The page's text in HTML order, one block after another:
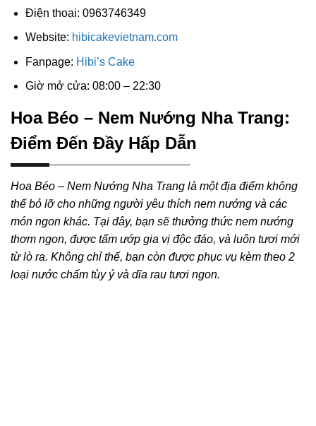
Điện thoại: 0963746349
Website: hibicakevietnam.com
Fanpage: Hibi’s Cake
Giờ mở cửa: 08:00 – 22:30
Hoa Béo – Nem Nướng Nha Trang:
Điểm Đến Đầy Hấp Dẫn
Hoa Béo – Nem Nướng Nha Trang là một địa điểm không
thể bỏ lỡ cho những người yêu thích nem nướng và các
món ngon khác. Tại đây, bạn sẽ thưởng thức nem nướng
thơm ngon, được tẩm ướp gia vị độc đáo, và luôn tươi mới
từ lò ra. Không chỉ thế, bạn còn được phục vụ kèm theo 2
loại nước chấm tùy ý và dĩa rau tươi ngon.